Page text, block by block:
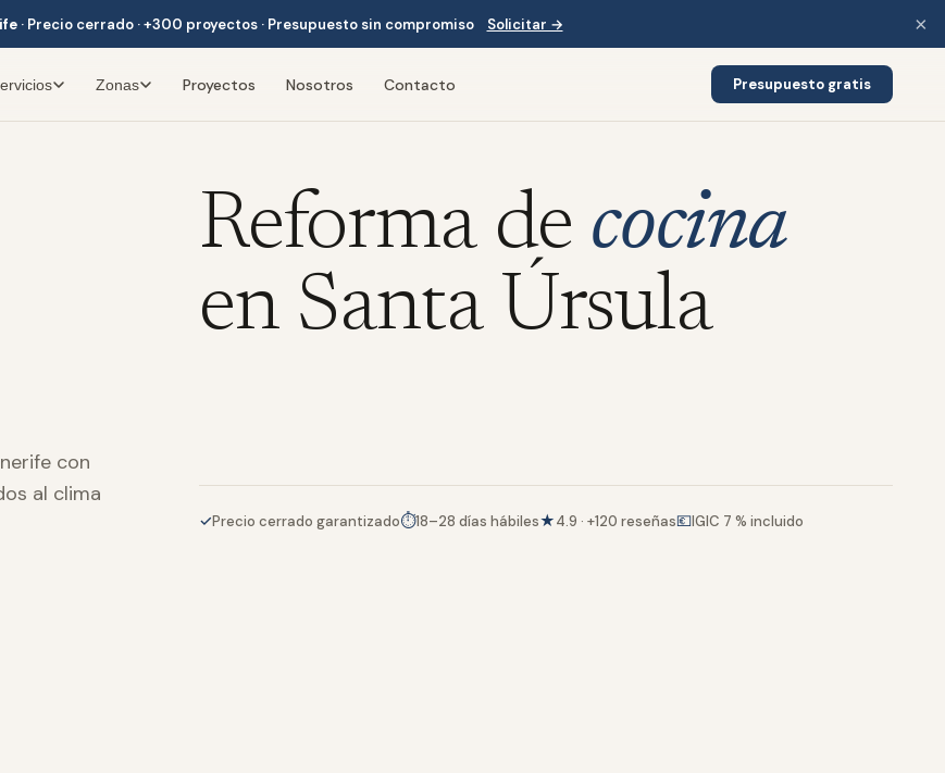
· Precio cerrado · +300 proyectos · Presupuesto sin compromiso Solicitar → ×
Zonas Proyectos Nosotros Contacto Presupuesto gratis
Reforma de cocina
en Santa Úrsula
con
al clima
✓Precio cerrado garantizado⏱18–28 días hábiles★4.9 · +120 reseñas💶IGIC 7 % incluido